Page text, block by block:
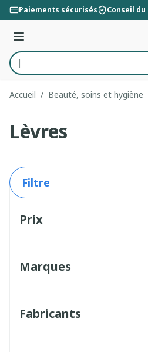
Aller au contenu
Paiements sécurisés Conseil
Menu
Rechercher
Accueil / Beauté, soins et hygiène
Lèvres
Filtre
Prix
Marques
Fabricants